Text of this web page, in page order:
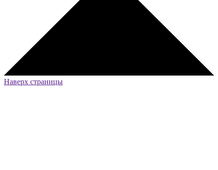
Наверх страницы